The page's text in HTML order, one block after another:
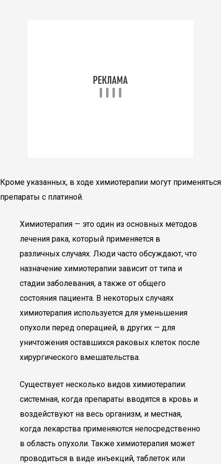
Кроме указанных, в ходе химиотерапии могут применяться
препараты с платиной.
Химиотерапия — это один из основных методов
лечения рака, который применяется в
различных случаях. Люди часто обсуждают, что
назначение химиотерапии зависит от типа и
стадии заболевания, а также от общего
состояния пациента. В некоторых случаях
химиотерапия используется для уменьшения
опухоли перед операцией, в других — для
уничтожения оставшихся раковых клеток после
хирургического вмешательства.
Существует несколько видов химиотерапии:
системная, когда препараты вводятся в кровь и
воздействуют на весь организм, и местная,
когда лекарства применяются непосредственно
в область опухоли. Также химиотерапия может
проводиться в виде инъекций, таблеток или